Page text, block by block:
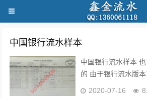
中国银行流水样本
中国银行流水样本
的 由于银行流水版
2020-07-16